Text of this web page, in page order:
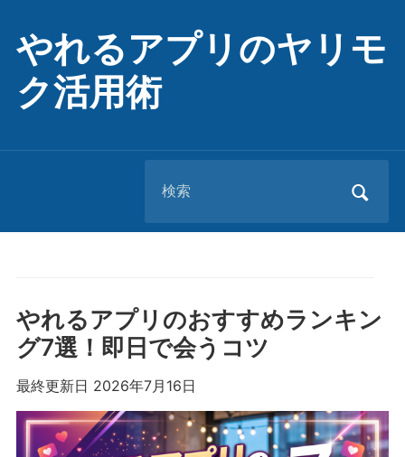
やれるアプリのヤリモ
ク活用術
for:
やれるアプリのおすすめランキン
グ7選！即日で会うコツ
最終更新日 2026年7月16日